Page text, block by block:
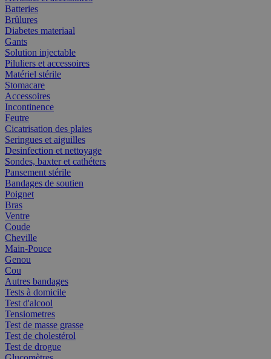
Batteries
Brûlures
Diabetes materiaal
Gants
Solution injectable
Piluliers et accessoires
Matériel stérile
Stomacare
Accessoires
Incontinence
Feutre
Cicatrisation des plaies
Seringues et aiguilles
Desinfection et nettoyage
Sondes, baxter et cathéters
Pansement stérile
Bandages de soutien
Poignet
Bras
Ventre
Coude
Cheville
Main-Pouce
Genou
Cou
Autres bandages
Tests à domicile
Test d'alcool
Tensiometres
Test de masse grasse
Test de cholestérol
Test de drogue